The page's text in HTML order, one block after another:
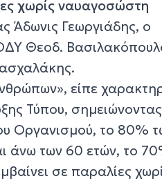
χωρίς ναυαγοσώστη
Άδωνις Γεωργιάδης, ο
Θεοδ.
είπε
Τύπου,
Οργανισμού, το 80%
άνω των 60 ετών, το
σε παραλίες